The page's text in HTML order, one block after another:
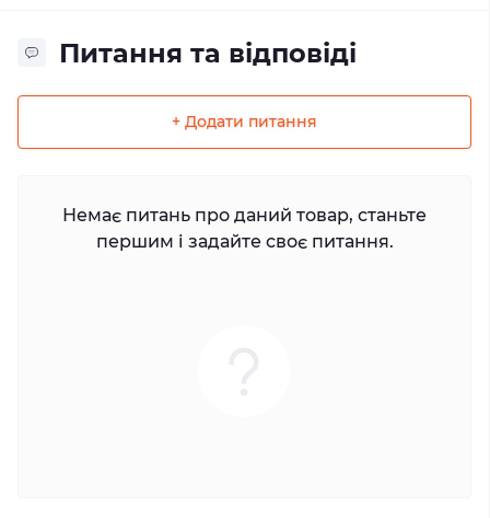
Питання та відповіді
+ Додати питання
Немає питань про даний товар, станьте
першим і задайте своє питання.